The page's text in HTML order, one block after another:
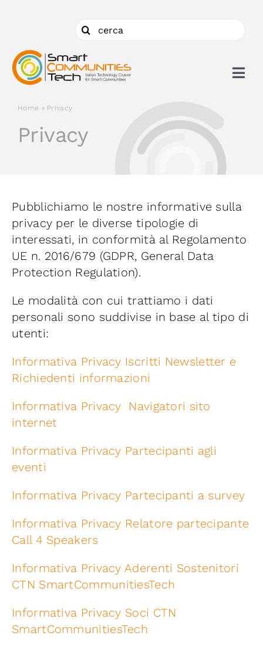
Cerca
per:
Iniziative
News ed Eventi
Piattaforma SmartCommunities
Home » Privacy
Privacy
Pubblichiamo le nostre informative sulla
privacy per le diverse tipologie di
interessati, in conformità al Regolamento
UE n. 2016/679 (GDPR, General Data
Protection Regulation).
Le modalità con cui trattiamo i dati
personali sono suddivise in base al tipo di
utenti:
Informativa Privacy Iscritti Newsletter e
Richiedenti informazioni
Informativa Privacy Navigatori sito
internet
Informativa Privacy Partecipanti agli
eventi
Informativa Privacy Partecipanti a survey
Informativa Privacy Relatore partecipante
Call 4 Speakers
Informativa Privacy Aderenti Sostenitori
CTN SmartCommunitiesTech
Informativa Privacy Soci CTN
SmartCommunitiesTech